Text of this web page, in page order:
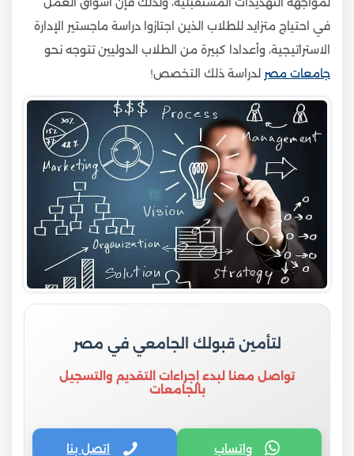
في احتياج متزايد للطلاب الذين اجتازوا دراسة ماجستير الإدارة
الاستراتيجية، وأعدادا كبيرة من الطلاب الدوليين تتوجه نحو
جامعات مصر لدراسة ذلك التخصص!
لتأمين قبولك الجامعي في مصر
تواصل معنا لبدء إجراءات التقديم والتسجيل
بالجامعات
واتساب اتصل بنا